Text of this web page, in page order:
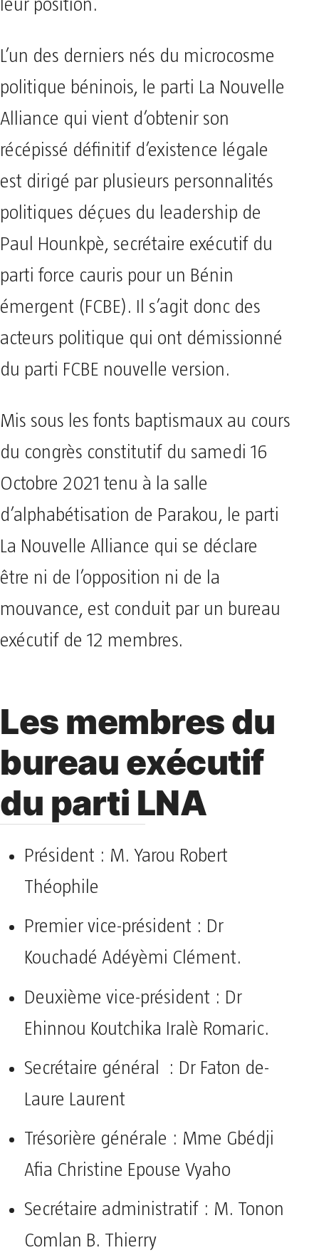
leur position.
L’un des derniers nés du microcosme
politique béninois, le parti La Nouvelle
Alliance qui vient d’obtenir son
récépissé définitif d’existence légale
est dirigé par plusieurs personnalités
politiques déçues du leadership de
Paul Hounkpè, secrétaire exécutif du
parti force cauris pour un Bénin
émergent (FCBE). Il s’agit donc des
acteurs politique qui ont démissionné
du parti FCBE nouvelle version.
Mis sous les fonts baptismaux au cours
du congrès constitutif du samedi 16
Octobre 2021 tenu à la salle
d’alphabétisation de Parakou, le parti
La Nouvelle Alliance qui se déclare
être ni de l’opposition ni de la
mouvance, est conduit par un bureau
exécutif de 12 membres.
Les membres du
bureau exécutif
du parti LNA
Président : M. Yarou Robert
Théophile
Premier vice-président : Dr
Kouchadé Adéyèmi Clément.
Deuxième vice-président : Dr
Ehinnou Koutchika Iralè Romaric.
Secrétaire général : Dr Faton de-
Laure Laurent
Trésorière générale : Mme Gbédji
Afia Christine Epouse Vyaho
Secrétaire administratif : M. Tonon
Comlan B. Thierry